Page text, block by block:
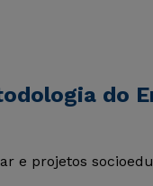
do
e projetos